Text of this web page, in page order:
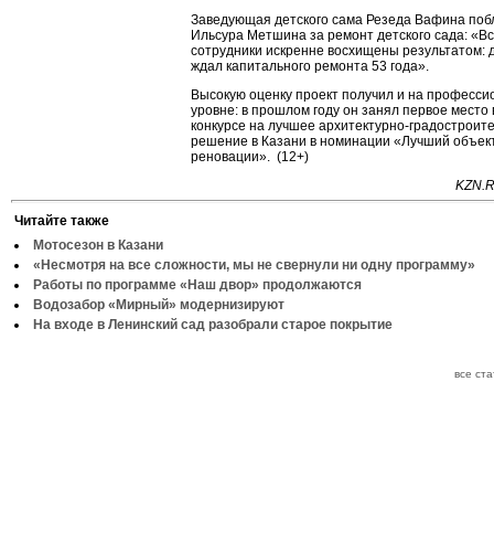
Заведующая детского сама Резеда Вафина
Ильсура Метшина за ремонт детского сада:
сотрудники искренне восхищены результатом:
ждал капитального ремонта 53 года».
Высокую оценку проект получил и на
уровне: в прошлом году он занял первое место
конкурсе на лучшее архитектурно-
решение в Казани в номинации «Лучший
реновации». (12+)
Читайте также
Мотосезон в Казани
«Несмотря на все сложности, мы не свернули ни одну программу»
Работы по программе «Наш двор» продолжаются
Водозабор «Мирный» модернизируют
На входе в Ленинский сад разобрали старое покрытие
все